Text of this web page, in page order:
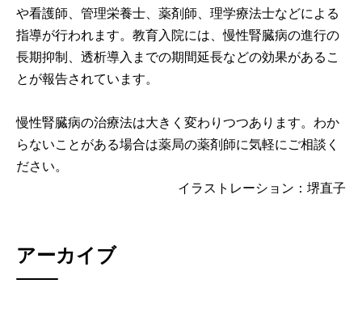
や看護師、管理栄養士、薬剤師、理学療法士などによる
指導が行われます。教育入院には、慢性腎臓病の進行の
長期抑制、透析導入までの期間延長などの効果があるこ
とが報告されています。
慢性腎臓病の治療法は大きく変わりつつあります。わか
らないことがある場合は薬局の薬剤師に気軽にご相談く
ださい。
イラストレーション：堺直子
アーカイブ